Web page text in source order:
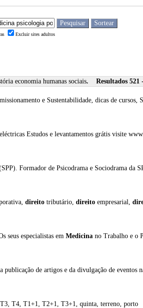
Excluir sites adultos
economia humanas sociais. Resultados 521 -
e Sustentabilidade, dicas de cursos,
Estudos e levantamentos grátis visite
Formador de Psicodrama e Sociodrama da
direitotributário, direitoempresarial,
seus especialistas em Medicinano Trabalho e o
de artigos e da divulgação de eventos
T4, T1+1, T2+1, T3+1, quinta, terreno, porto